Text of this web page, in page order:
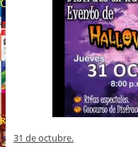
31 de octubre.